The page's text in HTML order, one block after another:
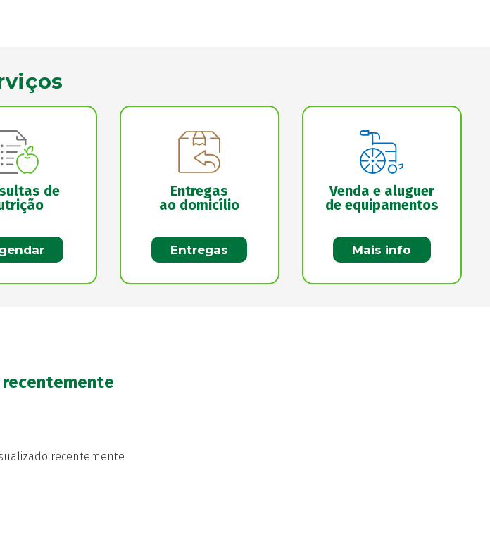
de
Entregas
ao domicílio
Entregas
Venda e aluguer
de equipamentos
Mais info
recentemente